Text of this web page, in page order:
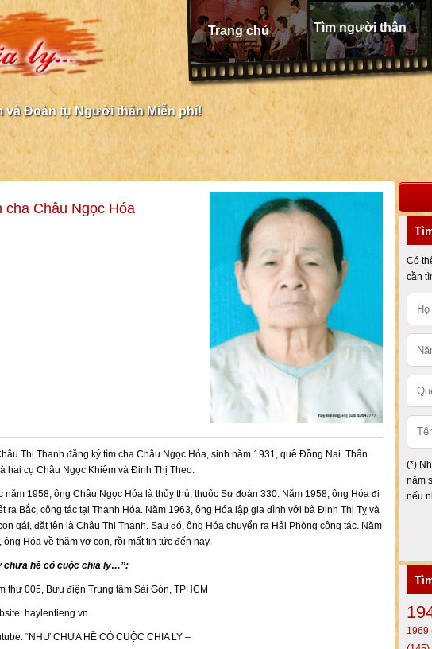
Trang chủ Tìm người thân
và Đoàn tụ Người thân Miễn phí!
cha Châu Ngọc Hóa
Thị Thanh đăng ký tìm cha Châu Ngọc Hóa, sinh năm 1931, quê Đồng Nai. Thân
hai cụ Châu Ngọc Khiêm và Đinh Thị Theo.
năm 1958, ông Châu Ngọc Hóa là thủy thủ, thuôc Sư đoàn 330. Năm 1958, ông Hóa đi
ra Bắc, công tác tại Thanh Hóa. Năm 1963, ông Hóa lập gia đình với bà Đinh Thị Tỵ và
gái, đặt tên là Châu Thị Thanh. Sau đó, ông Hóa chuyển ra Hải Phòng công tác. Năm
ông Hóa về thăm vợ con, rồi mất tin tức đến nay.
chưa hề có cuộc chia ly…”:
thư 005, Bưu điện Trung tâm Sài Gòn, TPHCM
haylentieng.vn
“NHƯ CHƯA HỀ CÓ CUỘC CHIA LY –
Có
cần
(*)
năm
nếu
1969